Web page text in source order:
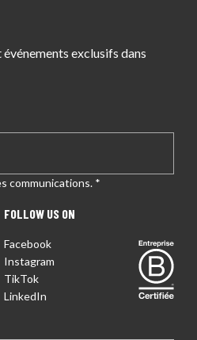
exclusifs dans
communications. *
FOLLOW US ON
Facebook
Instagram
TikTok
LinkedIn
Entreprise certifiée